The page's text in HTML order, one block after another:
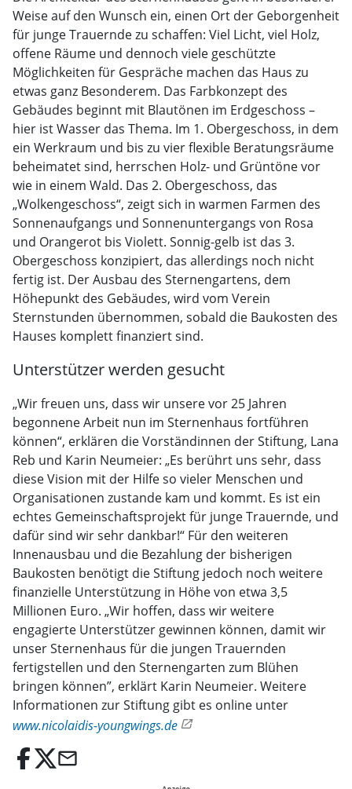
Weise auf den Wunsch ein, einen Ort der Geborgenheit
für junge Trauernde zu schaffen: Viel Licht, viel Holz,
offene Räume und dennoch viele geschützte
Möglichkeiten für Gespräche machen das Haus zu
etwas ganz Besonderem. Das Farbkonzept des
Gebäudes beginnt mit Blautönen im Erdgeschoss –
hier ist Wasser das Thema. Im 1. Obergeschoss, in dem
ein Werkraum und bis zu vier flexible Beratungsräume
beheimatet sind, herrschen Holz- und Grüntöne vor
wie in einem Wald. Das 2. Obergeschoss, das
„Wolkengeschoss“, zeigt sich in warmen Farmen des
Sonnenaufgangs und Sonnenuntergangs von Rosa
und Orangerot bis Violett. Sonnig-gelb ist das 3.
Obergeschoss konzipiert, das allerdings noch nicht
fertig ist. Der Ausbau des Sternengartens, dem
Höhepunkt des Gebäudes, wird vom Verein
Sternstunden übernommen, sobald die Baukosten des
Hauses komplett finanziert sind.
Unterstützer werden gesucht
„Wir freuen uns, dass wir unsere vor 25 Jahren
begonnene Arbeit nun im Sternenhaus fortführen
können“, erklären die Vorständinnen der Stiftung, Lana
Reb und Karin Neumeier: „Es berührt uns sehr, dass
diese Vision mit der Hilfe so vieler Menschen und
Organisationen zustande kam und kommt. Es ist ein
echtes Gemeinschaftsprojekt für junge Trauernde, und
dafür sind wir sehr dankbar!“ Für den weiteren
Innenausbau und die Bezahlung der bisherigen
Baukosten benötigt die Stiftung jedoch noch weitere
finanzielle Unterstützung in Höhe von etwa 3,5
Millionen Euro. „Wir hoffen, dass wir weitere
engagierte Unterstützer gewinnen können, damit wir
unser Sternenhaus für die jungen Trauernden
fertigstellen und den Sternengarten zum Blühen
bringen können”, erklärt Karin Neumeier. Weitere
Informationen zur Stiftung gibt es online unter
www.nicolaidis-youngwings.de
email